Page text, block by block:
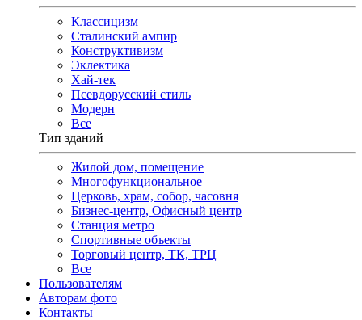
Классицизм
Сталинский ампир
Конструктивизм
Эклектика
Хай-тек
Псевдорусский стиль
Модерн
Все
Тип зданий
Жилой дом, помещение
Многофункциональное
Церковь, храм, собор, часовня
Бизнес-центр, Офисный центр
Станция метро
Спортивные объекты
Торговый центр, ТК, ТРЦ
Все
Пользователям
Авторам фото
Контакты